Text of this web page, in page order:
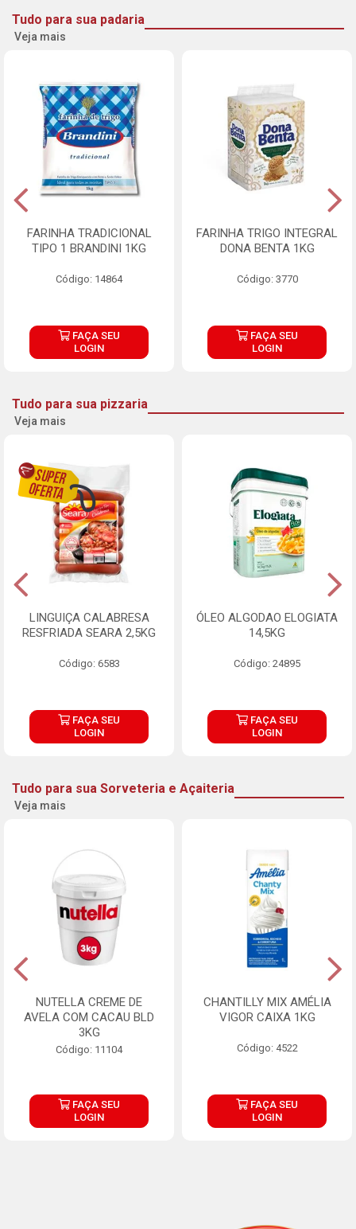
Tudo para sua padaria
Veja mais
FARINHA TRADICIONAL
TIPO 1 BRANDINI 1KG
Código: 14864
FAÇA SEU
LOGIN
FARINHA TRIGO INTEGRAL
DONA BENTA 1KG
Código: 3770
FAÇA SEU
LOGIN
Tudo para sua pizzaria
Veja mais
LINGUIÇA CALABRESA
RESFRIADA SEARA 2,5KG
Código: 6583
FAÇA SEU
LOGIN
ÓLEO ALGODAO ELOGIATA
14,5KG
Código: 24895
FAÇA SEU
LOGIN
Tudo para sua Sorveteria e Açaiteria
Veja mais
NUTELLA CREME DE
AVELA COM CACAU BLD
3KG
Código: 11104
FAÇA SEU
LOGIN
CHANTILLY MIX AMÉLIA
VIGOR CAIXA 1KG
Código: 4522
FAÇA SEU
LOGIN